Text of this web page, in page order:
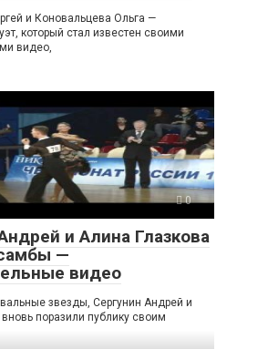
и Коновальцева Ольга —
который стал известен своими
видео,
0
и Алина Глазкова
—
видео
звезды, Сергунин Андрей и
поразили публику своим